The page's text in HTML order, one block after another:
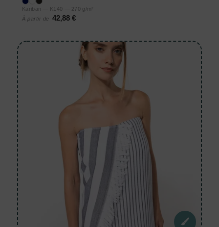
Kariban — K140 — 270 g/m²
À partir de
42,88 €